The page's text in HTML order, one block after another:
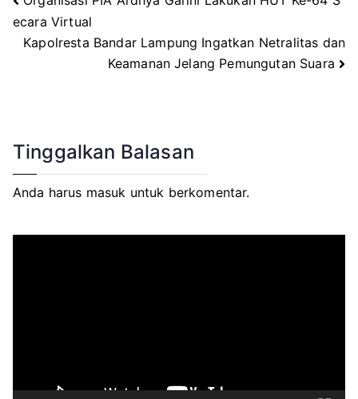
Navigasi
ecara Virtual
Kapolresta Bandar Lampung Ingatkan Netralitas dan
Keamanan Jelang Pemungutan Suara
Tinggalkan Balasan
Anda harus masuk untuk berkomentar.
P